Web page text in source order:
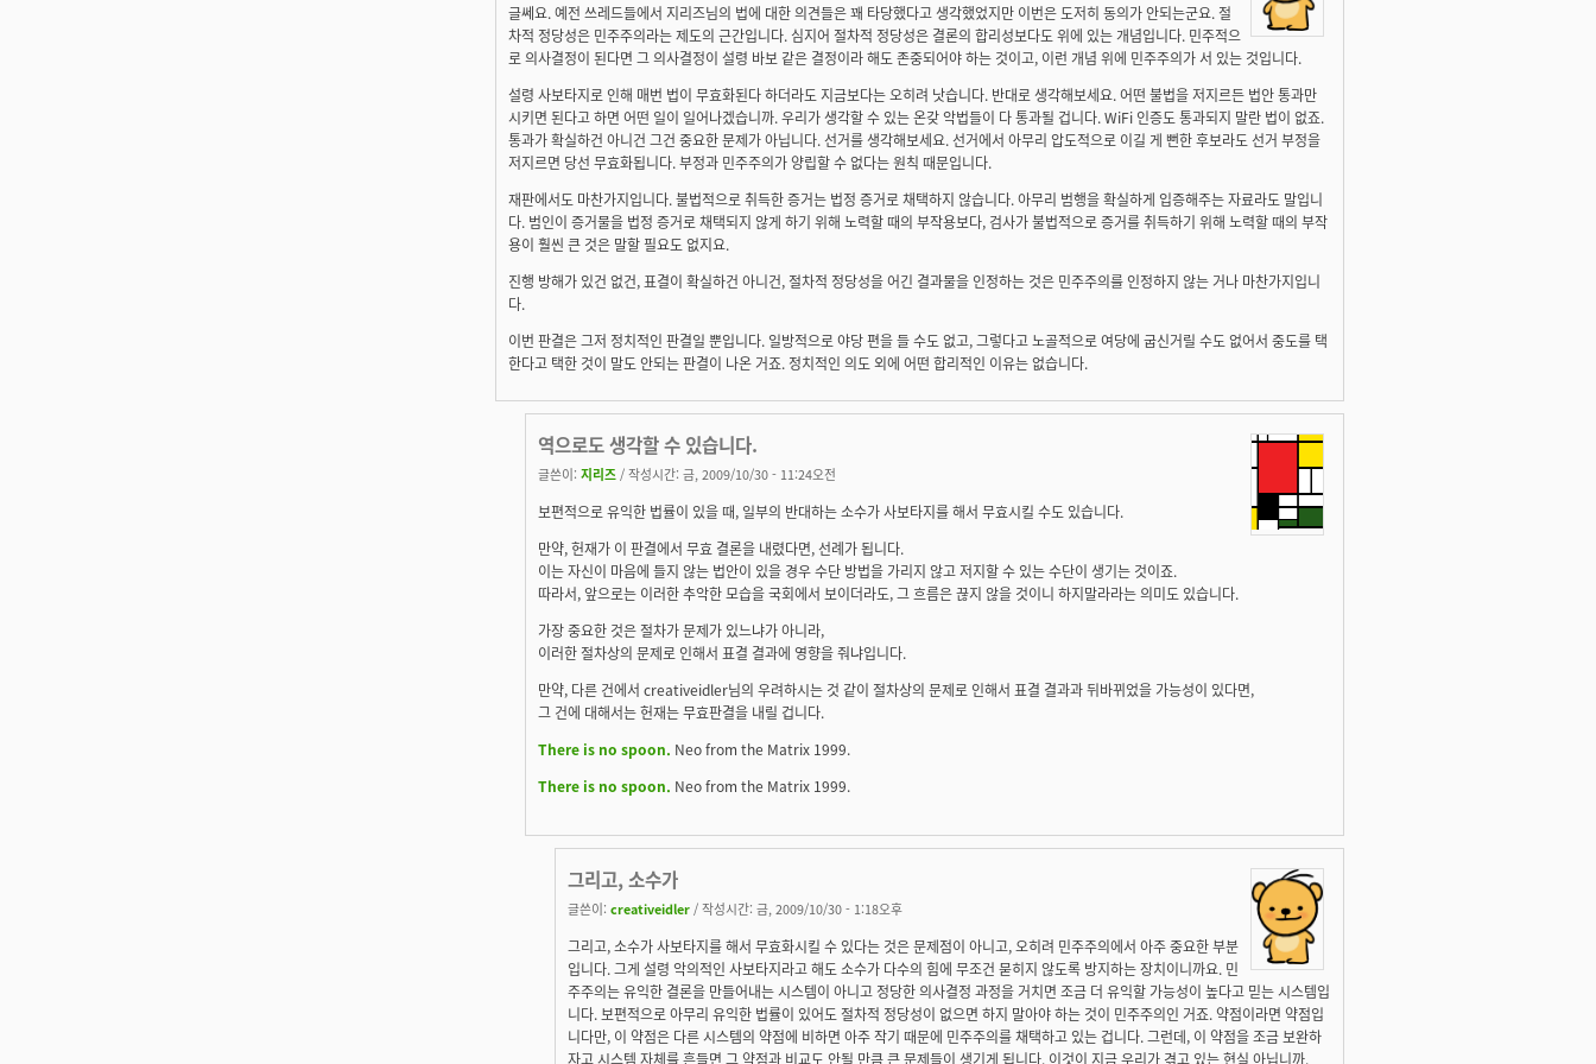
글쎄요. 예전 쓰레드들에서 지리즈님의 법에 대한 의견들은 꽤 타당했다고 생각했었지만 이번은 도저히 동의가 안되는군요. 절
차적 정당성은 민주주의라는 제도의 근간입니다. 심지어 절차적 정당성은 결론의 합리성보다도 위에 있는 개념입니다. 민주적으
로 의사결정이 된다면 그 의사결정이 설령 바보 같은 결정이라 해도 존중되어야 하는 것이고, 이런 개념 위에 민주주의가 서 있는 것입니다.
설령 사보타지로 인해 매번 법이 무효화된다 하더라도 지금보다는 오히려 낫습니다. 반대로 생각해보세요. 어떤 불법을 저지르든 법안 통과만
시키면 된다고 하면 어떤 일이 일어나겠습니까. 우리가 생각할 수 있는 온갖 악법들이 다 통과될 겁니다. WiFi 인증도 통과되지 말란 법이 없죠.
통과가 확실하건 아니건 그건 중요한 문제가 아닙니다. 선거를 생각해보세요. 선거에서 아무리 압도적으로 이길 게 뻔한 후보라도 선거 부정을
저지르면 당선 무효화됩니다. 부정과 민주주의가 양립할 수 없다는 원칙 때문입니다.
재판에서도 마찬가지입니다. 불법적으로 취득한 증거는 법정 증거로 채택하지 않습니다. 아무리 범행을 확실하게 입증해주는 자료라도 말입니
다. 범인이 증거물을 법정 증거로 채택되지 않게 하기 위해 노력할 때의 부작용보다, 검사가 불법적으로 증거를 취득하기 위해 노력할 때의 부작
용이 훨씬 큰 것은 말할 필요도 없지요.
진행 방해가 있건 없건, 표결이 확실하건 아니건, 절차적 정당성을 어긴 결과물을 인정하는 것은 민주주의를 인정하지 않는 거나 마찬가지입니
다.
이번 판결은 그저 정치적인 판결일 뿐입니다. 일방적으로 야당 편을 들 수도 없고, 그렇다고 노골적으로 여당에 굽신거릴 수도 없어서 중도를 택
한다고 택한 것이 말도 안되는 판결이 나온 거죠. 정치적인 의도 외에 어떤 합리적인 이유는 없습니다.
역으로도 생각할 수 있습니다.
글쓴이: 지리즈 / 작성시간: 금, 2009/10/30 - 11:24오전
보편적으로 유익한 법률이 있을 때, 일부의 반대하는 소수가 사보타지를 해서 무효시킬 수도 있습니다.
만약, 헌재가 이 판결에서 무효 결론을 내렸다면, 선례가 됩니다.
이는 자신이 마음에 들지 않는 법안이 있을 경우 수단 방법을 가리지 않고 저지할 수 있는 수단이 생기는 것이죠.
따라서, 앞으로는 이러한 추악한 모습을 국회에서 보이더라도, 그 흐름은 끊지 않을 것이니 하지말라라는 의미도 있습니다.
가장 중요한 것은 절차가 문제가 있느냐가 아니라,
이러한 절차상의 문제로 인해서 표결 결과에 영향을 줘냐입니다.
만약, 다른 건에서 creativeidler님의 우려하시는 것 같이 절차상의 문제로 인해서 표결 결과과 뒤바뀌었을 가능성이 있다면,
그 건에 대해서는 헌재는 무효판결을 내릴 겁니다.
There is no spoon. Neo from the Matrix 1999.
There is no spoon. Neo from the Matrix 1999.
그리고, 소수가
글쓴이: creativeidler / 작성시간: 금, 2009/10/30 - 1:18오후
그리고, 소수가 사보타지를 해서 무효화시킬 수 있다는 것은 문제점이 아니고, 오히려 민주주의에서 아주 중요한 부분
입니다. 그게 설령 악의적인 사보타지라고 해도 소수가 다수의 힘에 무조건 묻히지 않도록 방지하는 장치이니까요. 민
주주의는 유익한 결론을 만들어내는 시스템이 아니고 정당한 의사결정 과정을 거치면 조금 더 유익할 가능성이 높다고 믿는 시스템입
니다. 보편적으로 아무리 유익한 법률이 있어도 절차적 정당성이 없으면 하지 말아야 하는 것이 민주주의인 거죠. 약점이라면 약점입
니다만, 이 약점은 다른 시스템의 약점에 비하면 아주 작기 때문에 민주주의를 채택하고 있는 겁니다. 그런데, 이 약점을 조금 보완하
자고 시스템 자체를 흔들면 그 약점과 비교도 안될 만큼 큰 문제들이 생기게 됩니다. 이것이 지금 우리가 겪고 있는 현실 아닙니까.